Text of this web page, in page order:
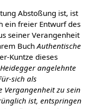
Abstoßung ist, ist
ein freier Entwurf des
seiner Verangenheit
Buch Authentische
Kuntze dieses
angelehnte
sich als
Vergangenheit zu sein
ist, entspringen